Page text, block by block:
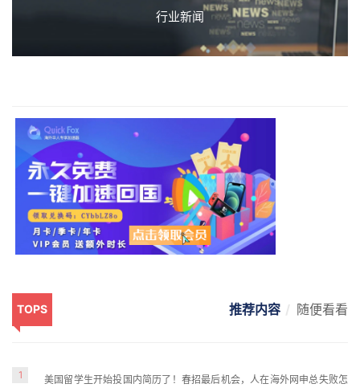
行业新闻
TOPS 推荐内容 随便看看
1 美国留学生开始投国内简历了！春招最后机会，人在海外网申总失败怎